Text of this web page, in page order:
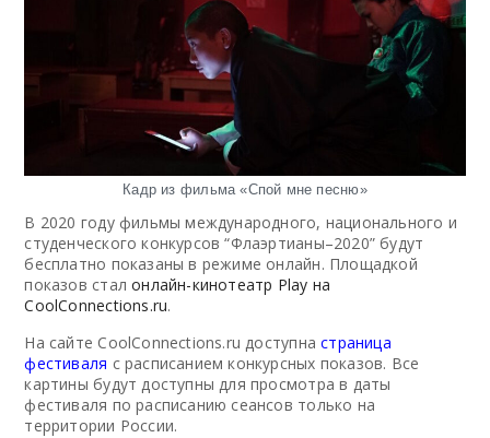
Кадр из фильма «Спой мне песню»
В 2020 году фильмы международного, национального и
студенческого конкурсов “Флаэртианы–2020” будут
бесплатно показаны в режиме онлайн. Площадкой
показов сталонлайн-кинотеатр Play на
CoolConnections.ru.
На сайте CoolConnections.ru доступнастраница
фестиваля с расписанием конкурсных показов. Все
картины будут доступны для просмотра в даты
фестиваля по расписанию сеансов только на
территории России.